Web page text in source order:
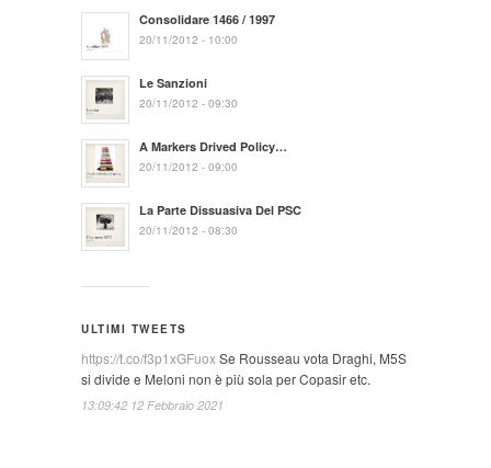
Consolidare 1466 / 1997
20/11/2012 - 10:00
Le Sanzioni
20/11/2012 - 09:30
A Markers Drived Policy…
20/11/2012 - 09:00
La Parte Dissuasiva Del PSC
20/11/2012 - 08:30
ULTIMI TWEETS
https://t.co/f3p1xGFuoxSe Rousseau vota Draghi, M5S
si divide e Meloni non è più sola per Copasir etc.
13:09:42 12 Febbraio 2021